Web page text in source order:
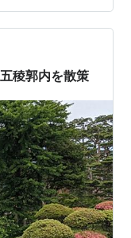
。千葉大学文学
程単位取得退
稜郭内を散策